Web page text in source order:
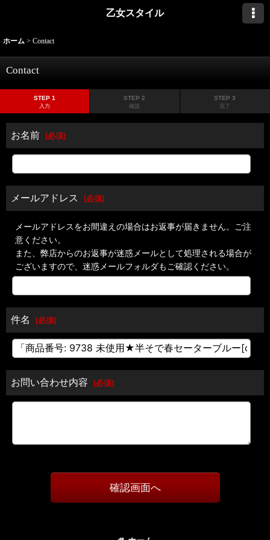
乙女スタイル
ホーム > Contact
Contact
STEP 1
入力
STEP 2
確認
STEP 3
完了
お名前 [必須]
メールアドレス [必須]
メールアドレスをお間違えの場合はお返事が届きません。ご注
意ください。
また、弊店からのお返事が迷惑メールとして処理される場合が
ございますので、迷惑メールフォルダもご確認ください。
件名 [必須]
お問い合わせ内容 [必須]
確認画面へ